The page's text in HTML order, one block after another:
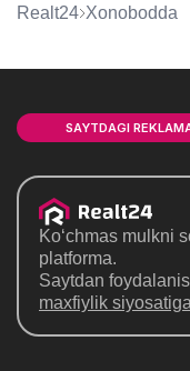
Realt24 Xonobodda
SAYTDAGI
Ko‘chmas mulkni
platforma.
Saytdan
maxfiylik siyosatiga